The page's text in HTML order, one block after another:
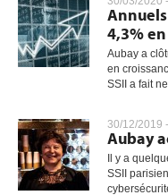
4,3%
Aubay a
en
SSII a fait
30/12/2019 -
Aubay
Il y a
SSII